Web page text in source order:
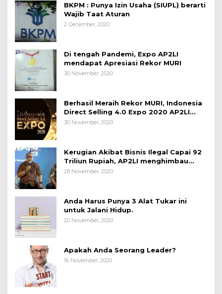
BKPM : Punya Izin Usaha (SIUPL) berarti
Wajib Taat Aturan
2 December, 2020
Di tengah Pandemi, Expo AP2LI
mendapat Apresiasi Rekor MURI
30 November, 2020
Berhasil Meraih Rekor MURI, Indonesia
Direct Selling 4.0 Expo 2020 AP2LI
berakhir sangat memuaskan
30 November, 2020
Kerugian Akibat Bisnis Ilegal Capai 92
Triliun Rupiah, AP2LI menghimbau
masyarakat Waspada.
28 November, 2020
Anda Harus Punya 3 Alat Tukar ini
untuk Jalani Hidup.
20 November, 2020
Apakah Anda Seorang Leader?
16 November, 2020